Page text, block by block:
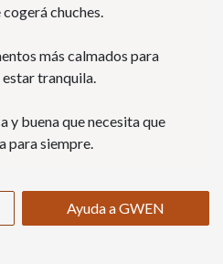
chuches.
más calmados para
tranquila.
y buena que necesita que
para siempre.
Ayuda a GWEN